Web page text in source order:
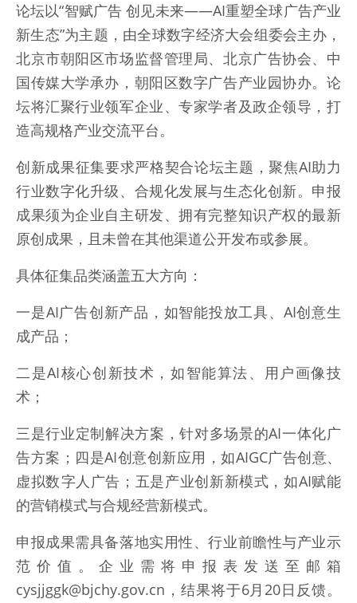
论坛以“智赋广告 创见未来——AI重塑全球广告产业
新生态”为主题，由全球数字经济大会组委会主办，
北京市朝阳区市场监督管理局、北京广告协会、中
国传媒大学承办，朝阳区数字广告产业园协办。论
坛将汇聚行业领军企业、专家学者及政企领导，打
造高规格产业交流平台。
创新成果征集要求严格契合论坛主题，聚焦AI助力
行业数字化升级、合规化发展与生态化创新。申报
成果须为企业自主研发、拥有完整知识产权的最新
原创成果，且未曾在其他渠道公开发布或参展。
具体征集品类涵盖五大方向：
一是AI广告创新产品，如智能投放工具、AI创意生
成产品；
二是AI核心创新技术，如智能算法、用户画像技
术；
三是行业定制解决方案，针对多场景的AI一体化广
告方案；四是AI创意创新应用，如AIGC广告创意、
虚拟数​字人广告；五是产业创新新模式，如AI赋能
的营销模式与合规经营新模式。
申报成果需具备落地实用性、行业前瞻性与产业示
范价值。企业需将申报表发送至邮箱
cysjjggk@bjchy.gov.cn，结果将于6月20日反馈。